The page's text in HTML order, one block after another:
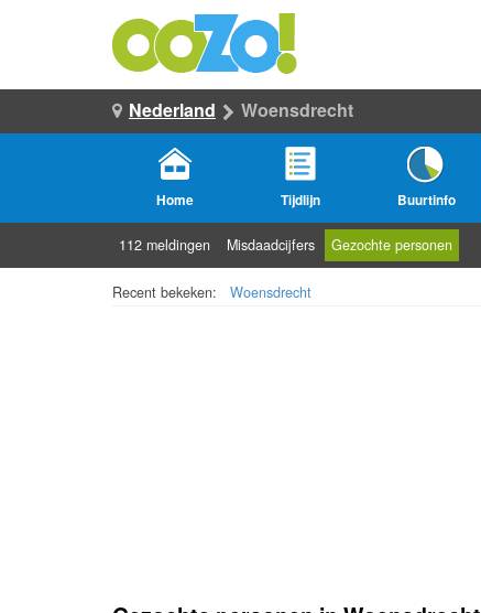
Nederland Woensdrecht
Home Tijdlijn Buurtinfo
112 meldingen Misdaadcijfers Gezochte personen
Recent bekeken: Woensdrecht